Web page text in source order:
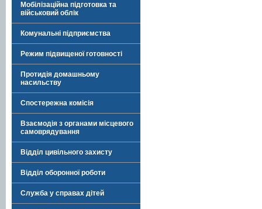
Мобілізаційна підготовка та
військовий облік
Комунальні підприємства
Режим підвищеної готовності
Протидія домашньому
насильству
Спостережна комісія
Взаємодія з органами місцевого
самоврядування
Відділ цивільного захисту
Відділ оборонної роботи
Служба у справах дітей